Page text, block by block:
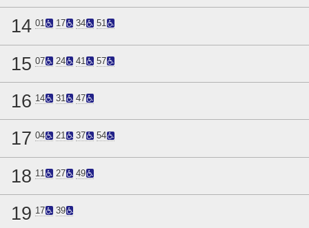
14 01 17 34 51
15 07 24 41 57
16 14 31 47
17 04 21 37 54
18 11 27 49
19 17 39